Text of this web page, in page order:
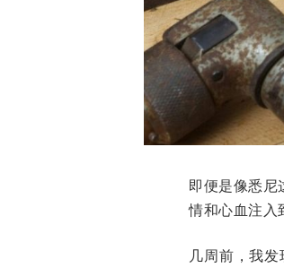
即便是像悉尼
情和心血注入
几周前，我